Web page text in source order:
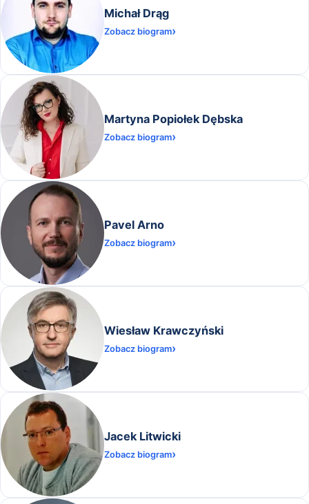
Michał Drąg
Zobacz biogram
Martyna Popiołek Dębska
Zobacz biogram
Pavel Arno
Zobacz biogram
Wiesław Krawczyński
Zobacz biogram
Jacek Litwicki
Zobacz biogram